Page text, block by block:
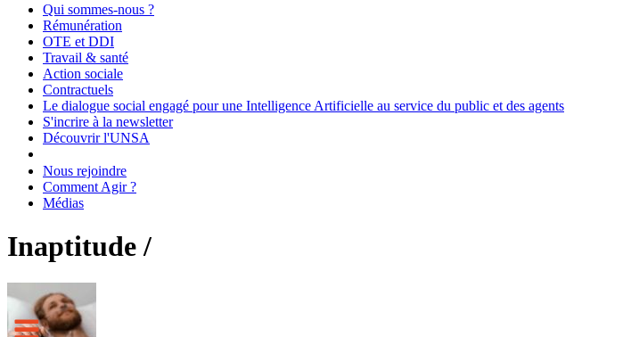
Qui sommes-nous ?
Rémunération
OTE et DDI
Travail & santé
Action sociale
Contractuels
Le dialogue social engagé pour une Intelligence Artificielle au service du public et des agents
S'incrire à la newsletter
Découvrir l'UNSA
Nous rejoindre
Comment Agir ?
Médias
Inaptitude /